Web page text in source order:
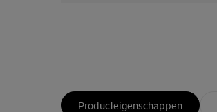
Producteigenschappen